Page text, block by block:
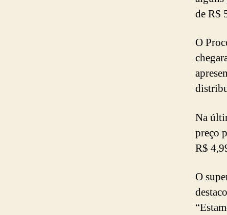
de R$
O
Na
preço
R$
O